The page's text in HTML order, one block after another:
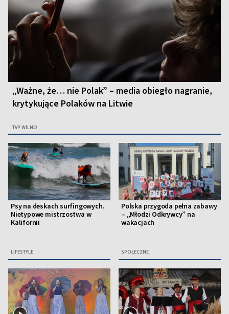
„Ważne, że… nie Polak” – media obiegło nagranie,
krytykujące Polaków na Litwie
TVP WILNO
Psy na deskach surfingowych.
Nietypowe mistrzostwa w
Kalifornii
LIFESTYLE
Polska przygoda pełna zabawy
– „Młodzi Odkrywcy” na
wakacjach
SPOŁECZNE